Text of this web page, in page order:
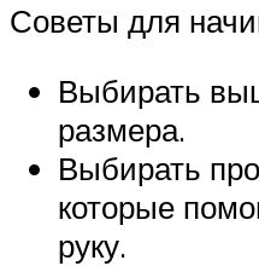
Советы для
Выбирать
размера.
Выбирать
которые
руку.